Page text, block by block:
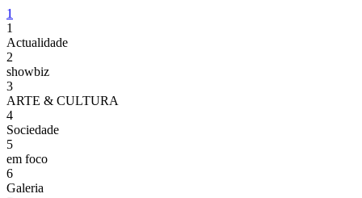
1
1
Actualidade
2
showbiz
3
ARTE & CULTURA
4
Sociedade
5
em foco
6
Galeria